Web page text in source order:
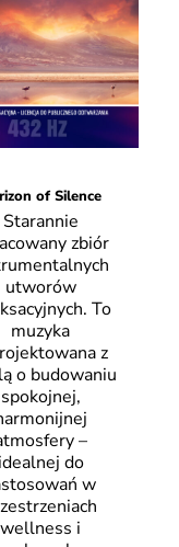
of Silence
Starannie
zbiór
utworów
To
muzyka
z
o budowaniu
spokojnej,
–
idealnej do
w
wellness i